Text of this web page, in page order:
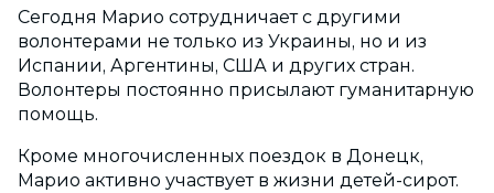
Сегодня Марио сотрудничает с другими
волонтерами не только из Украины, но и из
Испании, Аргентины, США и других стран.
Волонтеры постоянно присылают гуманитарную
помощь.
Кроме многочисленных поездок в Донецк,
Марио активно участвует в жизни детей-сирот.